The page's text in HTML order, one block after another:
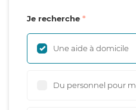
Je recherche
Une aide à domicile
Du personnel pour